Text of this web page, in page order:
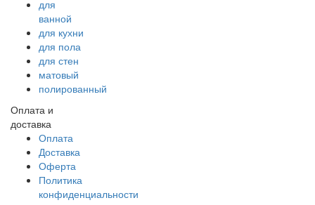
для
ванной
для кухни
для пола
для стен
матовый
полированный
Оплата и
доставка
Оплата
Доставка
Оферта
Политика
конфиденциальности